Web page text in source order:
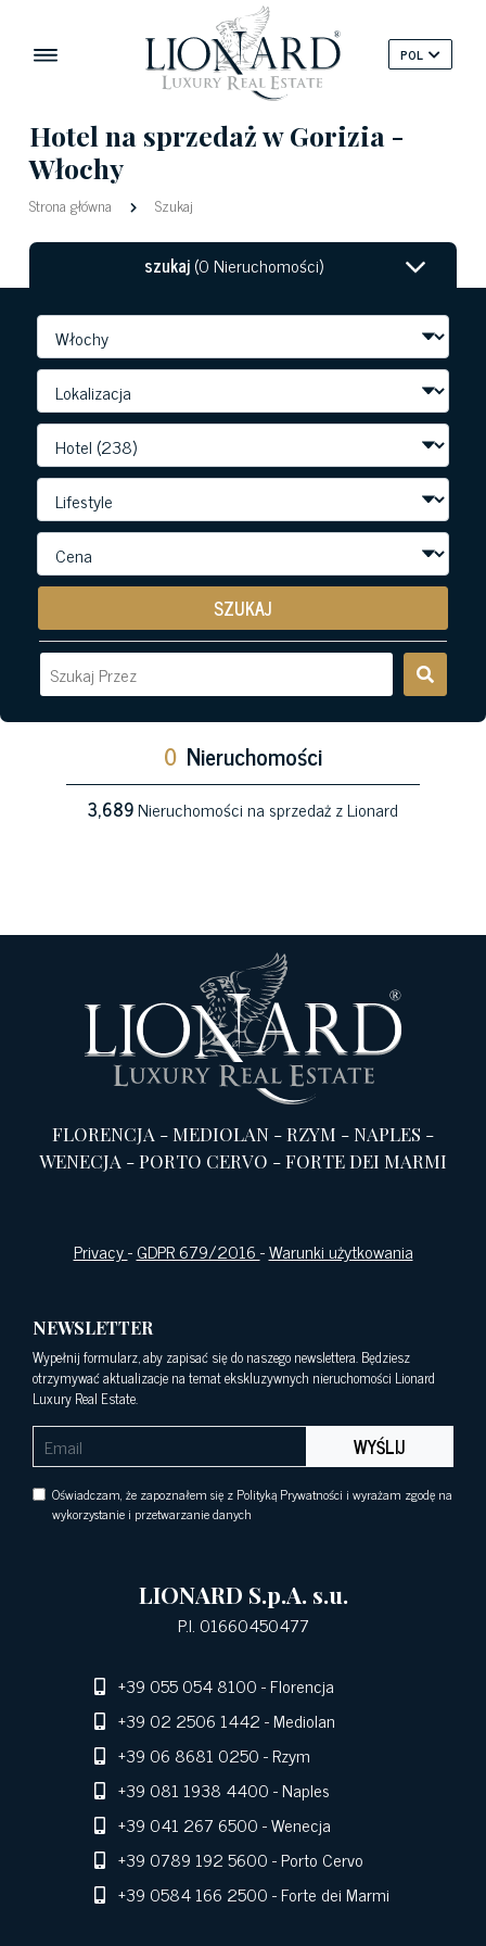
POL
Hotel na sprzedaż w Gorizia -
Włochy
Strona główna Szukaj
szukaj(0 Nieruchomości)
SZUKAJ
0 Nieruchomości
3,689Nieruchomości na sprzedaż z Lionard
FLORENCJA -MEDIOLAN -RZYM -NAPLES -
WENECJA -PORTO CERVO -FORTE DEI MARMI
Privacy-GDPR 679/2016-Warunki użytkowania
NEWSLETTER
Wypełnij formularz, aby zapisać się do naszego newslettera. Będziesz
otrzymywać aktualizacje na temat ekskluzywnych nieruchomości Lionard
Luxury Real Estate.
WYŚLIJ
Oświadczam, że zapoznałem się z Polityką Prywatności i wyrażam zgodę na
wykorzystanie i przetwarzanie danych
LIONARD S.p.A. s.u.
P.I. 01660450477
+39 055 054 8100- Florencja
+39 02 2506 1442- Mediolan
+39 06 8681 0250- Rzym
+39 081 1938 4400- Naples
+39 041 267 6500- Wenecja
+39 0789 192 5600- Porto Cervo
+39 0584 166 2500- Forte dei Marmi